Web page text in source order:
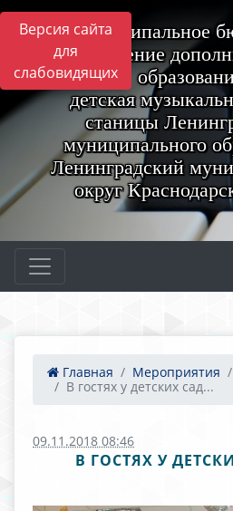
Версия сайта
для
слабовидящих
Муниципальное
учреждение
детская
станицы
муниципального
Ленинградский
округ
Главная Мероприятия
В гостях у детских сад...
09.11.2018 08:46
В ГОСТЯХ У